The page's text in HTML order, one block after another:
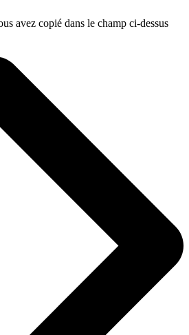
avez copié dans le champ ci-dessus